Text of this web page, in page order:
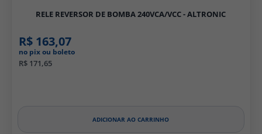
RELE REVERSOR DE BOMBA 240VCA/VCC - ALTRONIC
R$ 163,07
no pix ou boleto
R$ 171,65
ADICIONAR AO CARRINHO